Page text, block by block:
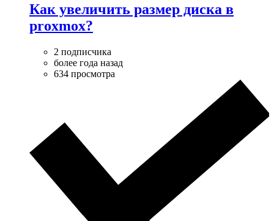
Как увеличить размер диска в
proxmox?
2 подписчика
более года назад
634 просмотра